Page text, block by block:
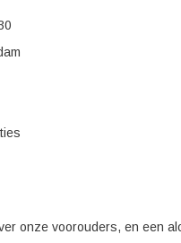
onze voorouders, en een